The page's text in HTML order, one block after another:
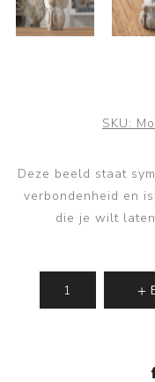
SKU:
Deze beeld staat
verbondenheid en
die je wilt